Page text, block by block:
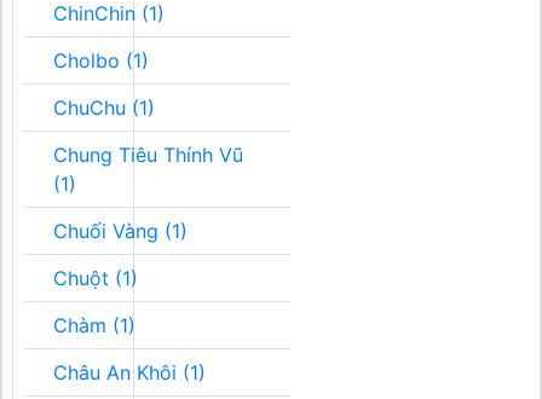
ChinChin (1)
Cholbo (1)
ChuChu (1)
Chung Tiêu Thính Vũ
(1)
Chuối Vàng (1)
Chuột (1)
Chàm (1)
Châu An Khôi (1)